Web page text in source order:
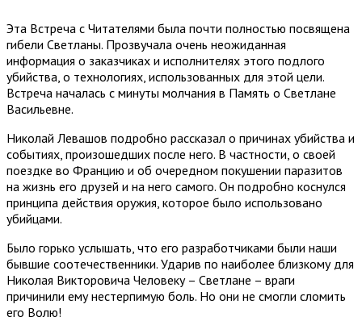
Эта Встреча с Читателями была почти полностью посвящена
гибели Светланы. Прозвучала очень неожиданная
информация о заказчиках и исполнителях этого подлого
убийства, о технологиях, использованных для этой цели.
Встреча началась с минуты молчания в Память о Светлане
Васильевне.
Николай Левашов подробно рассказал о причинах убийства и
событиях, произошедших после него. В частности, о своей
поездке во Францию и об очередном покушении паразитов
на жизнь его друзей и на него самого. Он подробно коснулся
принципа действия оружия, которое было использовано
убийцами.
Было горько услышать, что его разработчиками были наши
бывшие соотечественники. Ударив по наиболее близкому для
Николая Викторовича Человеку – Светлане – враги
причинили ему нестерпимую боль. Но они не смогли сломить
его Волю!